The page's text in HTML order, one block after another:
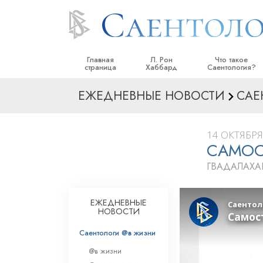
Главная
страница
Л. Рон
Хаббард
Что такое
Саентология?
Верования и
Что саентологи
Саентологии
Внутри церкви
Основные
ЕЖЕДНЕВНЫЕ НОВОСТИ
14
ЕЖЕДНЕВНЫЕ
НОВОСТИ
Саентологи @в жизни
@в жизни